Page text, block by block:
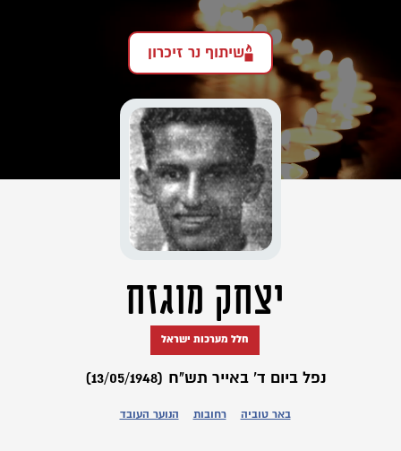
שיתוף נר זיכרון
יצחק מוגזח
חלל מערכות ישראל
נפל ביום ד' באייר תש"ח (13/05/1948)
באר טוביה רחובות הנוער העובד